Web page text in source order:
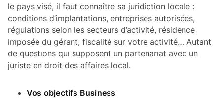
le pays visé, il faut connaître sa juridiction locale :
conditions d’implantations, entreprises autorisées,
régulations selon les secteurs d’activité, résidence
imposée du gérant, fiscalité sur votre activité… Autant
de questions qui supposent un partenariat avec un
juriste en droit des affaires local.
Vos objectifs Business